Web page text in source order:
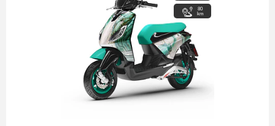
80
km